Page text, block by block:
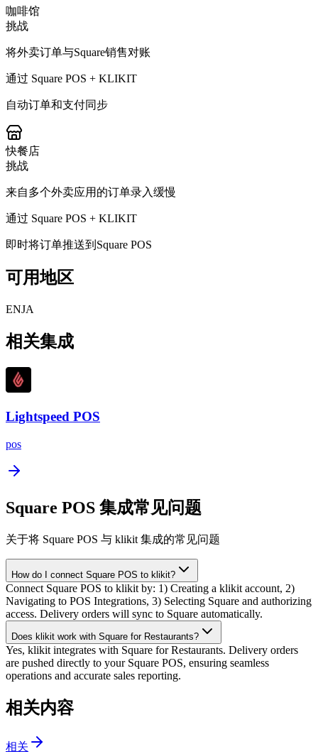
咖啡馆
挑战
将外卖订单与Square销售对账
通过 Square POS + KLIKIT
自动订单和支付同步
快餐店
挑战
来自多个外卖应用的订单录入缓慢
通过 Square POS + KLIKIT
即时将订单推送到Square POS
可用地区
ENJA
相关集成
Lightspeed POS
pos
Square POS 集成常见问题
关于将 Square POS 与 klikit 集成的常见问题
How do I connect Square POS to klikit?
Connect Square POS to klikit by: 1) Creating a klikit account, 2)
Navigating to POS Integrations, 3) Selecting Square and authorizing
access. Delivery orders will sync to Square automatically.
Does klikit work with Square for Restaurants?
Yes, klikit integrates with Square for Restaurants. Delivery orders
are pushed directly to your Square POS, ensuring seamless
operations and accurate sales reporting.
相关内容
相关